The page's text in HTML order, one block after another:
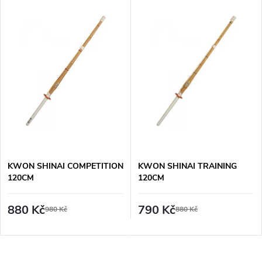
KWON SHINAI COMPETITION
120CM
880 Kč980 Kč
KWON SHINAI TRAINING
120CM
790 Kč880 Kč